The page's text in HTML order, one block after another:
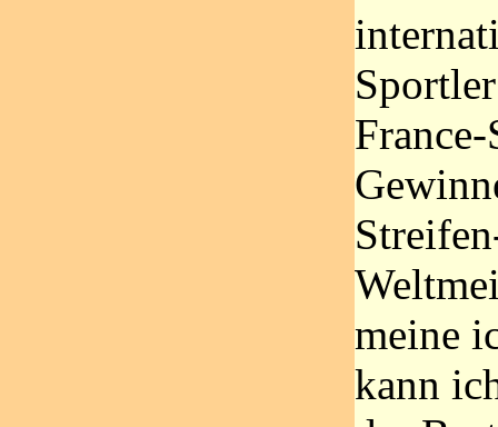
meine
kann